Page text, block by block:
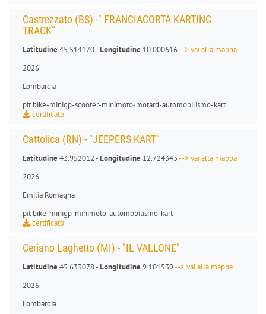
Castrezzato (BS) -" FRANCIACORTA KARTING
TRACK"
Latitudine45.514170 -Longitudine 10.000616--> vai alla mappa
2026
Lombardia
pit bike-minigp-scooter-minimoto-motard-automobilismo-kart
certificato
Cattolica (RN) - "JEEPERS KART"
Latitudine43.952012 -Longitudine 12.724343--> vai alla mappa
2026
Emilia Romagna
pit bike-minigp-minimoto-automobilismo-kart
certificato
Ceriano Laghetto (MI) - "IL VALLONE"
Latitudine45.633078 -Longitudine9.101539--> vai alla mappa
2026
Lombardia